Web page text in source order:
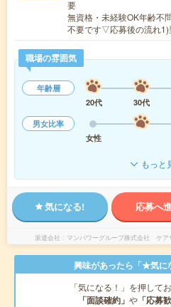
要
無資格・未経験OK年齢
不要です▽応募後の流れ
職場の雰囲気
年齢層
20代
30代
男女比率
女性
もっと
気になる! 応募へ
派遣会社 マンパワーグループ株式会社 ケア
興味があったら「★気に
「気になる！」を押して
「面談確約」 や 「応募